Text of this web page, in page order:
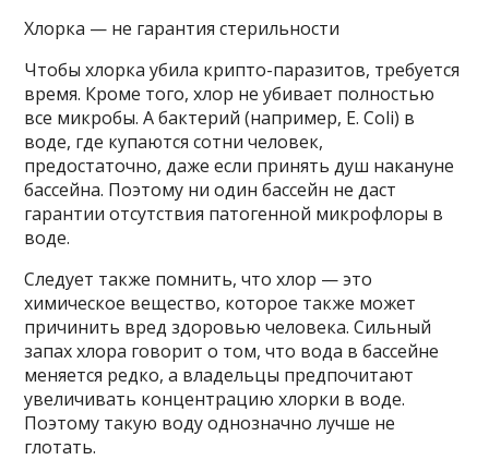
Хлорка — не гарантия стерильности
Чтобы хлорка убила крипто-паразитов, требуется
время. Кроме того, хлор не убивает полностью
все микробы. А бактерий (например, E. Coli) в
воде, где купаются сотни человек,
предостаточно, даже если принять душ накануне
бассейна. Поэтому ни один бассейн не даст
гарантии отсутствия патогенной микрофлоры в
воде.
Следует также помнить, что хлор — это
химическое вещество, которое также может
причинить вред здоровью человека. Сильный
запах хлора говорит о том, что вода в бассейне
меняется редко, а владельцы предпочитают
увеличивать концентрацию хлорки в воде.
Поэтому такую воду однозначно лучше не
глотать.